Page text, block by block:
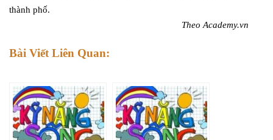
thành phố.
Theo Academy.vn
Bài Viết Liên Quan: